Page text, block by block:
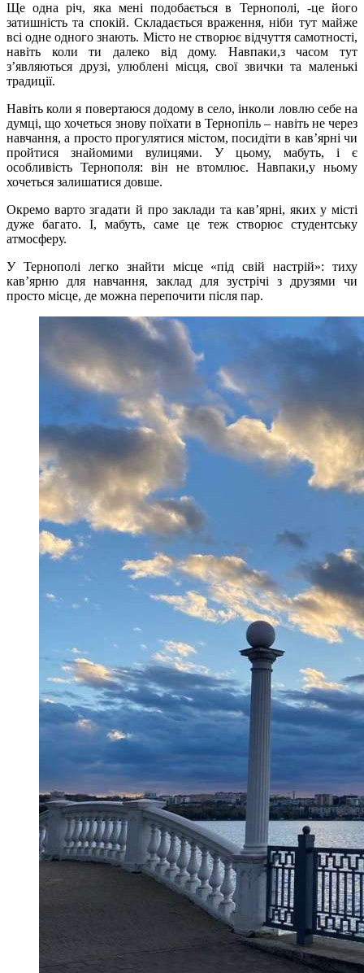
Ще одна річ, яка мені подобається в Тернополі, -це його
затишність та спокій. Складається враження, ніби тут майже
всі одне одного знають. Місто не створює відчуття самотності,
навіть коли ти далеко від дому. Навпаки,з часом тут
з’являються друзі, улюблені місця, свої звички та маленькі
традиції.
Навіть коли я повертаюся додому в село, інколи ловлю себе на
думці, що хочеться знову поїхати в Тернопіль – навіть не через
навчання, а просто прогулятися містом, посидіти в кав’ярні чи
пройтися знайомими вулицями. У цьому, мабуть, і є
особливість Тернополя: він не втомлює. Навпаки,у ньому
хочеться залишатися довше.
Окремо варто згадати й про заклади та кав’ярні, яких у місті
дуже багато. І, мабуть, саме це теж створює студентську
атмосферу.
У Тернополі легко знайти місце «під свій настрій»: тиху
кав’ярню для навчання, заклад для зустрічі з друзями чи
просто місце, де можна перепочити після пар.